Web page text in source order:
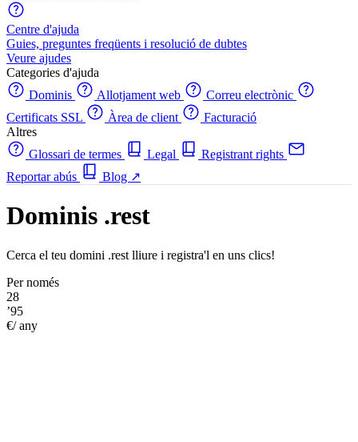
Centre d'ajuda
Guies, preguntes freqüents i resolució de dubtes
Veure ajudes
Categories d'ajuda
Dominis
Allotjament web
Correu electrònic
Certificats SSL
Àrea de client
Facturació
Altres
Glossari de termes
Legal
Registrant rights
Reportar abús
Blog ↗
Dominis .rest
Cerca el teu domini .rest lliure i registra'l en uns clics!
Per només
28
’95
€/ any